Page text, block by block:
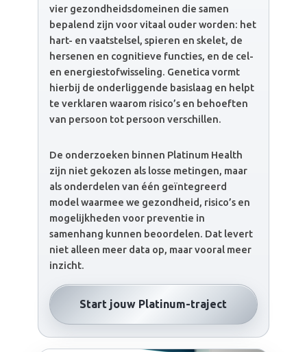
vier gezondheidsdomeinen die samen
bepalend zijn voor vitaal ouder worden: het
hart- en vaatstelsel, spieren en skelet, de
hersenen en cognitieve functies, en de cel-
en energiestofwisseling. Genetica vormt
hierbij de onderliggende basislaag en helpt
te verklaren waarom risico’s en behoeften
van persoon tot persoon verschillen.
De onderzoeken binnen Platinum Health
zijn niet gekozen als losse metingen, maar
als onderdelen van één geïntegreerd
model waarmee we gezondheid, risico’s en
mogelijkheden voor preventie in
samenhang kunnen beoordelen. Dat levert
niet alleen meer data op, maar vooral meer
inzicht.
Start jouw Platinum-traject